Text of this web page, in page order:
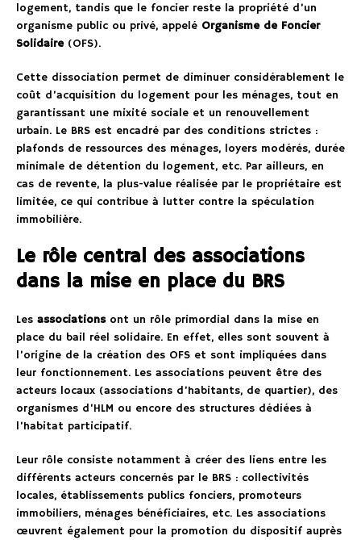
logement, tandis que le foncier reste la propriété d’un
organisme public ou privé, appelé Organisme de Foncier
Solidaire(OFS).
Cette dissociation permet de diminuer considérablement le
coût d’acquisition du logement pour les ménages, tout en
garantissant une mixité sociale et un renouvellement
urbain. Le BRS est encadré par des conditions strictes :
plafonds de ressources des ménages, loyers modérés, durée
minimale de détention du logement, etc. Par ailleurs, en
cas de revente, la plus-value réalisée par le propriétaire est
limitée, ce qui contribue à lutter contre la spéculation
immobilière.
Le rôle central des associations
dans la mise en place du BRS
Les associationsont un rôle primordial dans la mise en
place du bail réel solidaire. En effet, elles sont souvent à
l’origine de la création des OFS et sont impliquées dans
leur fonctionnement. Les associations peuvent être des
acteurs locaux (associations d’habitants, de quartier), des
organismes d’HLM ou encore des structures dédiées à
l’habitat participatif.
Leur rôle consiste notamment à créer des liens entre les
différents acteurs concernés par le BRS : collectivités
locales, établissements publics fonciers, promoteurs
immobiliers, ménages bénéficiaires, etc. Les associations
œuvrent également pour la promotion du dispositif auprès